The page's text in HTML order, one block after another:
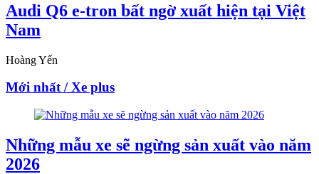
Audi Q6 e-tron bất ngờ xuất hiện tại Việt
Nam
Hoàng Yến
Mới nhất / Xe plus
Những mẫu xe sẽ ngừng sản xuất vào năm
2026